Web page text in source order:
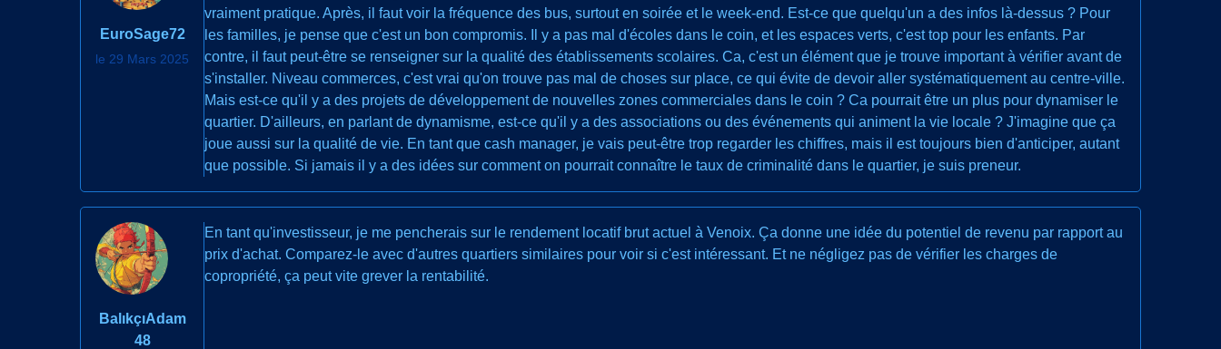
EuroSage72
le 29 Mars 2025
vraiment pratique. Après, il faut voir la fréquence des bus, surtout en soirée et le week-end. Est-ce que quelqu'un a des infos là-dessus ? Pour
les familles, je pense que c'est un bon compromis. Il y a pas mal d'écoles dans le coin, et les espaces verts, c'est top pour les enfants. Par
contre, il faut peut-être se renseigner sur la qualité des établissements scolaires. Ca, c'est un élément que je trouve important à vérifier avant de
s'installer. Niveau commerces, c'est vrai qu'on trouve pas mal de choses sur place, ce qui évite de devoir aller systématiquement au centre-ville.
Mais est-ce qu'il y a des projets de développement de nouvelles zones commerciales dans le coin ? Ca pourrait être un plus pour dynamiser le
quartier. D'ailleurs, en parlant de dynamisme, est-ce qu'il y a des associations ou des événements qui animent la vie locale ? J'imagine que ça
joue aussi sur la qualité de vie. En tant que cash manager, je vais peut-être trop regarder les chiffres, mais il est toujours bien d'anticiper, autant
que possible. Si jamais il y a des idées sur comment on pourrait connaître le taux de criminalité dans le quartier, je suis preneur.
BalıkçıAdam
48
En tant qu'investisseur, je me pencherais sur le rendement locatif brut actuel à Venoix. Ça donne une idée du potentiel de revenu par rapport au
prix d'achat. Comparez-le avec d'autres quartiers similaires pour voir si c'est intéressant. Et ne négligez pas de vérifier les charges de
copropriété, ça peut vite grever la rentabilité.